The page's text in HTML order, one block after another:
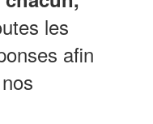
les
afin